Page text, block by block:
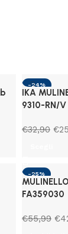
-24%
IKA
9310-RN/V
€32,90 €
-25%
SOLD OUT
FA359030
€55,99 €